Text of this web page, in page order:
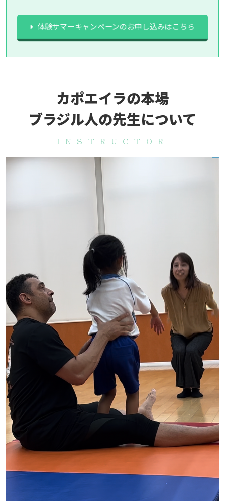
体験サマーキャンペーンのお申し込みはこちら
カポエイラの本場
ブラジル人の先生について
INSTRUCTOR